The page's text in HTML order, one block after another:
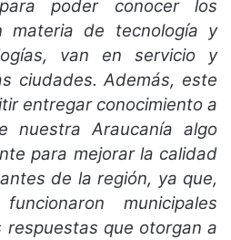
poder conocer los
materia de tecnología y
van en servicio y
ciudades. Además, este
entregar conocimiento a
nuestra Araucanía algo
para mejorar la calidad
de la región, ya que,
municipales
respuestas que otorgan a